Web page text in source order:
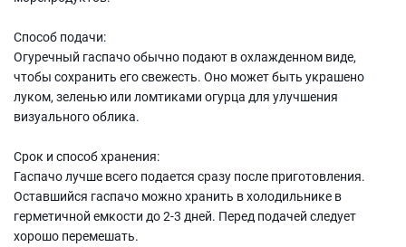
Способ подачи:
Огуречный гаспачо обычно подают в охлажденном виде,
чтобы сохранить его свежесть. Оно может быть украшено
луком, зеленью или ломтиками огурца для улучшения
визуального облика.
Срок и способ хранения:
Гаспачо лучше всего подается сразу после приготовления.
Оставшийся гаспачо можно хранить в холодильнике в
герметичной емкости до 2-3 дней. Перед подачей следует
хорошо перемешать.